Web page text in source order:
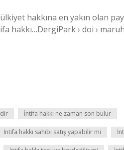
hakkına en yakın olan
hakkı…DergiPark › doi ›
İntifa hakkı ne zaman son bulur
İntifa hakkı sahibi satış yapabilir mi